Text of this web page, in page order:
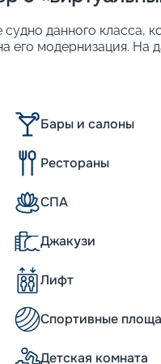
данного класса,
его модернизация. На
палубного корабля –
of the Seas
– 348 м, а ширина – 41
развивать
каюту,
более 2 000 жилых
на пяти палубах. К
или
Бары и салоны
Рестораны
СПА
Джакузи
Лифт
Спортивные
Детская комната